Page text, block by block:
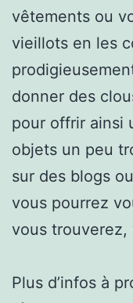
vêtements ou
vieillots en les
donner des
pour offrir ainsi
objets un peu
sur des blogs
vous pourrez
vous trouverez,
Plus d’infos à